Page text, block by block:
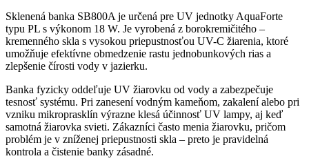
Sklenená banka SB800A je určená pre UV jednotky AquaForte
typu PL s výkonom 18 W. Je vyrobená z borokremičitého –
kremenného skla s vysokou priepustnosťou UV-C žiarenia, ktoré
umožňuje efektívne obmedzenie rastu jednobunkových rias a
zlepšenie čírosti vody v jazierku.
Banka fyzicky oddeľuje UV žiarovku od vody a zabezpečuje
tesnosť systému. Pri zanesení vodným kameňom, zakalení alebo pri
vzniku mikroprasklín výrazne klesá účinnosť UV lampy, aj keď
samotná žiarovka svieti. Zákazníci často menia žiarovku, pričom
problém je v zníženej priepustnosti skla – preto je pravidelná
kontrola a čistenie banky zásadné.